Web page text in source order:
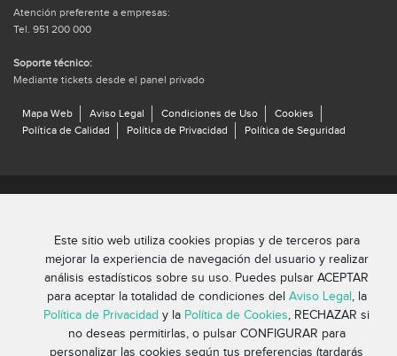
Este sitio web utiliza cookies propias y de terceros para
mejorar la experiencia de navegación del usuario y realizar
análisis estadísticos sobre su uso. Puedes pulsar ACEPTAR
para aceptar la totalidad de condiciones del Aviso Legal , la
Política de Privacidad y la Política de Cookies, RECHAZAR si
no deseas permitirlas, o pulsar CONFIGURAR para
personalizar las cookies según tus preferencias (tardarás
Atención preferente a empresas:
Tel. 951 200 000
Soporte técnico:
Mediante tickets desde el panel privado
Mapa Web Aviso Legal Condiciones de Uso
Cookies
Política de Calidad
Política de Privacidad Política de Seguridad
por el equipo de netelip